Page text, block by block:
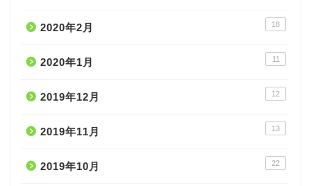
2020年2月 18
2020年1月 11
2019年12月 12
2019年11月 13
2019年10月 22